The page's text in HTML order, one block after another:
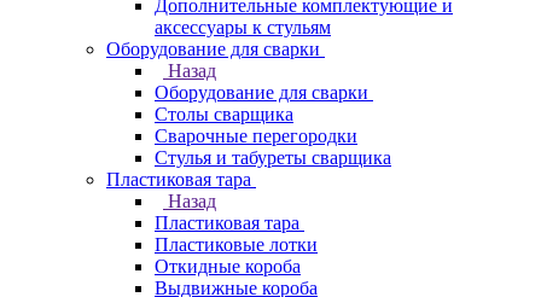
Дополнительные комплектующие и
аксессуары к стульям
Оборудование для сварки
Назад
Оборудование для сварки
Столы сварщика
Сварочные перегородки
Стулья и табуреты сварщика
Пластиковая тара
Назад
Пластиковая тара
Пластиковые лотки
Откидные короба
Выдвижные короба